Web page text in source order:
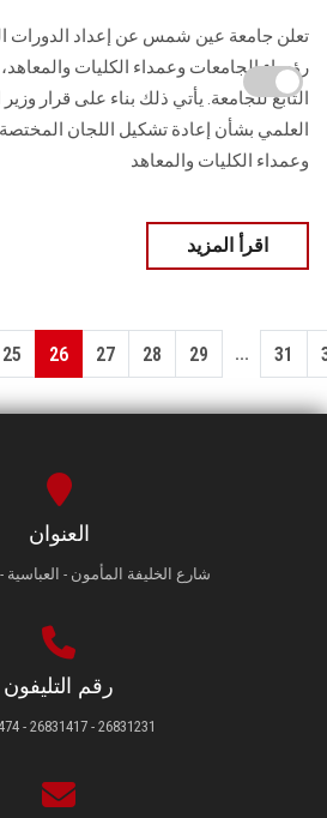
تعلن جامعة عين شمس عن إعداد الدورات
رؤساء الجامعات وعمداء الكليات
التابع للجامعة. يأتي ذلك بناء على قرار
العلمي بشأن إعادة تشكيل اللجان
وعمداء الكليات والمعاهد
اقرأ المزيد
25 26 27 28 29 ... 31
العنوان
شارع الخليفة المأمون - العباسية
رقم التليفون
26831231 - 26831417 - 26831474